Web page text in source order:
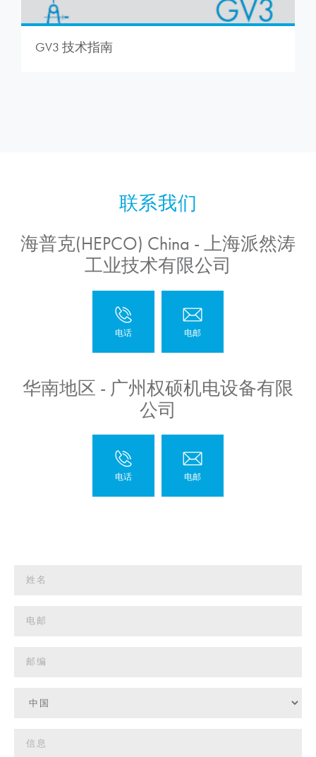
GV3 技术指南
海普克(HEPCO) China - 上海派然涛
工业技术有限公司
华南地区 - 广州权硕机电设备有限
公司